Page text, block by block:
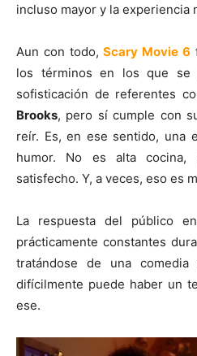
incluso mayor y la experiencia
Aun con todo,Scary Movie 6
los términos en los que se
sofisticación de referentes
Brooks, pero sí cumple con
reír. Es, en ese sentido, una
humor. No es alta
satisfecho. Y, a veces, eso es
La respuesta del público
prácticamente constantes
tratándose de una comedia
difícilmente puede haber un
ese.